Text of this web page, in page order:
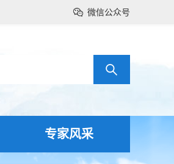
微信公众号
专家风采